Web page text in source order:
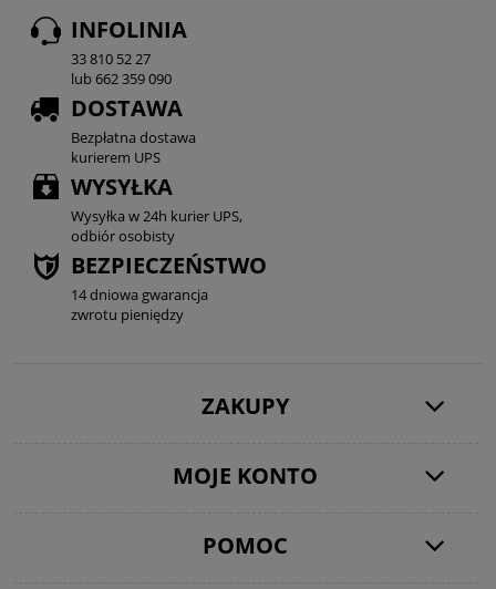
INFOLINIA
33 810 52 27
lub 662 359 090
DOSTAWA
Bezpłatna dostawa
kurierem UPS
WYSYŁKA
Wysyłka w 24h kurier UPS,
odbiór osobisty
BEZPIECZEŃSTWO
14 dniowa gwarancja
zwrotu pieniędzy
ZAKUPY
MOJE KONTO
POMOC